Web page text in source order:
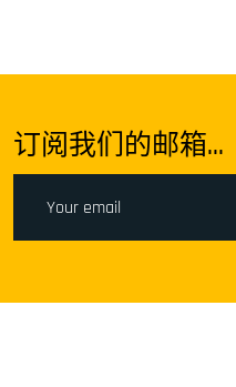
订阅我们的邮箱...